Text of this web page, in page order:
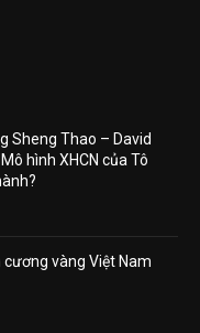
Sheng Thao – David
hình XHCN của Tô
cương vàng Việt Nam